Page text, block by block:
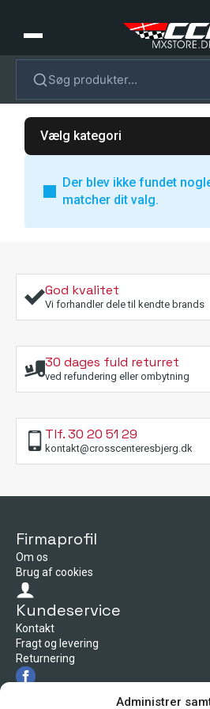
Administrer
Søg produkter...
Vælg kategori
Der blev ikke fundet
matcher dit valg.
God kvalitet
Vi forhandler dele til kendte brands
30 dages fuld returret
ved refundering eller ombytning
Tlf. 30 20 51 29
kontakt@crosscenteresbjerg.dk
Firmaprofil
Om os
Brug af cookies
Kundeservice
Kontakt
Fragt og levering
Returnering